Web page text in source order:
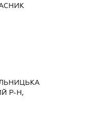
Р-Н,